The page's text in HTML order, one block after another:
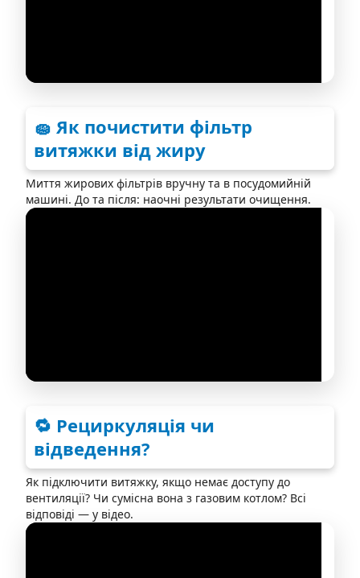
🧽 Як почистити фільтр
витяжки від жиру
Миття жирових фільтрів вручну та в посудомийній
машині. До та після: наочні результати очищення.
🔁 Рециркуляція чи
відведення?
Як підключити витяжку, якщо немає доступу до
вентиляції? Чи сумісна вона з газовим котлом? Всі
відповіді — у відео.